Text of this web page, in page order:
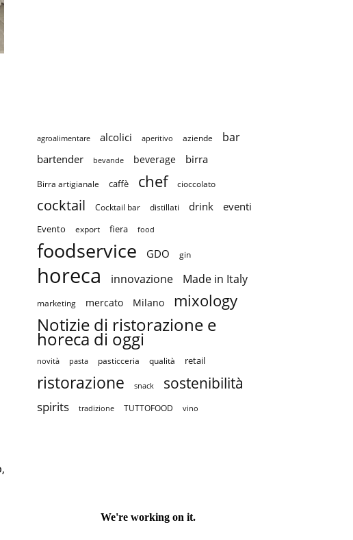
agroalimentare alcolici aperitivo aziende bar
bartender bevande beverage birra
Birra artigianale caffè chef cioccolato
cocktail Cocktail bar distillati drink eventi
Evento export fiera food
foodservice GDO gin
horeca innovazione Made in Italy
marketing mercato Milano mixology
Notizie di ristorazione e
horeca di oggi
novità pasta pasticceria qualità retail
ristorazione snack sostenibilità
spirits tradizione TUTTOFOOD vino